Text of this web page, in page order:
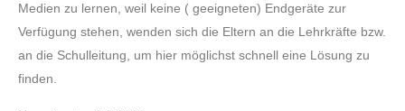
Medien zu lernen, weil keine ( geeigneten) Endgeräte zur
Verfügung stehen, wenden sich die Eltern an die Lehrkräfte bzw.
an die Schulleitung, um hier möglichst schnell eine Lösung zu
finden.